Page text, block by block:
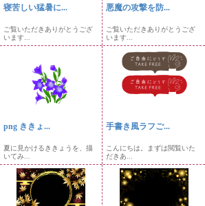
寝苦しい猛暑に...
ご覧いただきありがとうござ
います...
悪魔の攻撃を防...
ご覧いただきありがとうござ
います...
png ききょ...
夏に見かけるききょうを、描
いてみ...
手書き風ラフご...
こんにちは。まずは閲覧いた
だきあ...